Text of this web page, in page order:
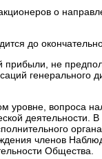
о
до
прибыли, не
генерального
уровне, вопроса
деятельности.
членов
Общества.